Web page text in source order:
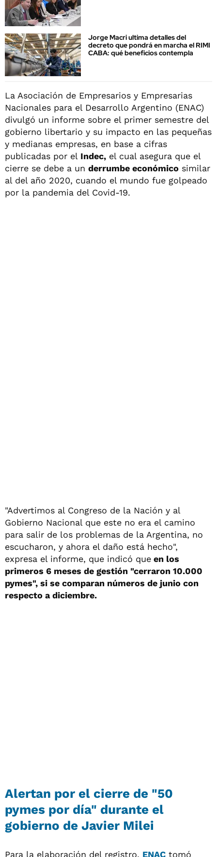
Jorge Macri ultima detalles del
decreto que pondrá en marcha el RIMI
CABA: qué beneficios contempla
La Asociación de Empresarios y Empresarias
Nacionales para el Desarrollo Argentino (ENAC)
divulgó un informe sobre el primer semestre del
gobierno libertario y su impacto en las pequeñas
y medianas empresas, en base a cifras
publicadas por el Indec, el cual asegura que el
cierre se debe a un derrumbe económico similar
al del año 2020, cuando el mundo fue golpeado
por la pandemia del Covid-19.
"Advertimos al Congreso de la Nación y al
Gobierno Nacional que este no era el camino
para salir de los problemas de la Argentina, no
escucharon, y ahora el daño está hecho",
expresa el informe, que indicó que en los
primeros 6 meses de gestión "cerraron 10.000
pymes", si se comparan números de junio con
respecto a diciembre.
Alertan por el cierre de "50
pymes por día" durante el
gobierno de Javier Milei
Para la elaboración del registro, ENAC tomó